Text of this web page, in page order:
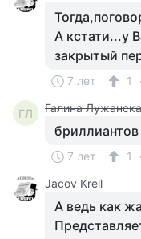
А кстати...у
закрытый
7 лет 1
ГЛ Галина
бриллиантов
7 лет
1
Jacov Krell
А ведь как